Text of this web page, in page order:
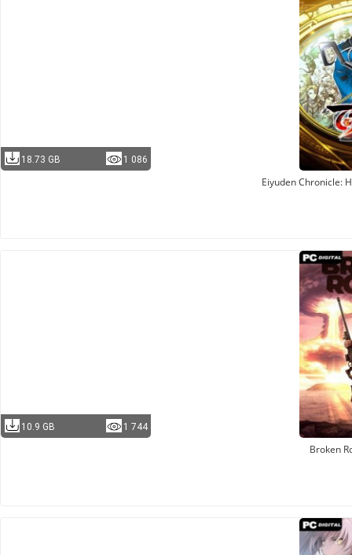
18.73 GB 1 086
Eiyuden Chronicle:
10.9 GB 1 744
Broken